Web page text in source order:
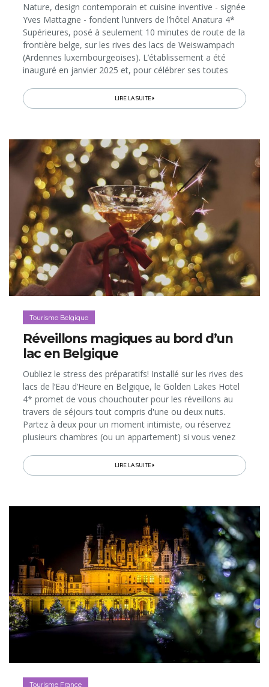
Nature, design contemporain et cuisine inventive - signée
Yves Mattagne - fondent l’univers de l’hôtel Anatura 4*
Supérieures, posé à seulement 10 minutes de route de la
frontière belge, sur les rives des lacs de Weiswampach
(Ardennes luxembourgeoises). L’établissement a été
inauguré en janvier 2025 et, pour célébrer ses toutes
LIRE LA SUITE
Tourisme Belgique
Réveillons magiques au bord d’un
lac en Belgique
Oubliez le stress des préparatifs! Installé sur les rives des
lacs de l’Eau d’Heure en Belgique, le Golden Lakes Hotel
4* promet de vous chouchouter pour les réveillons au
travers de séjours tout compris d'une ou deux nuits.
Partez à deux pour un moment intimiste, ou réservez
plusieurs chambres (ou un appartement) si vous venez
LIRE LA SUITE
Tourisme France